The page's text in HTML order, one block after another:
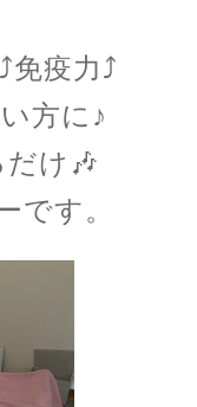
免疫力⤴︎
方に♪
だけ🎶
です。